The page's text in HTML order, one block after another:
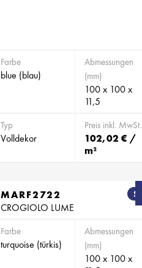
Farbe
blue (blau)
Abmessungen
(mm)
100 x 100 x
11,5
Typ
Volldekor
Preis inkl. MwSt.
102,02 € /
m²
SB
MARF2722
CROGIOLO LUME
Farbe
turquoise (türkis)
Abmessungen
(mm)
100 x 100 x